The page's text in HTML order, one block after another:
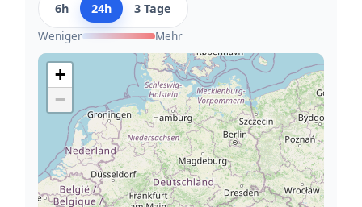
6h 24h
3 Tage
Weniger
Mehr
+
−